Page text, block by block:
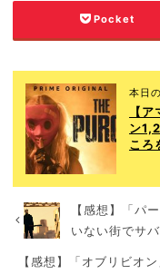
Pocket
本日
【
ン
ころ
【感想】「パ
いない街でサ
【感想】「オブリビオ